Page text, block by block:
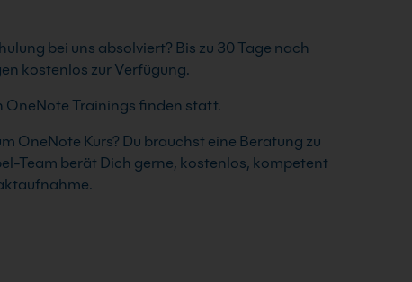
bei uns absolviert? Bis zu 30 Tage nach
kostenlos zur Verfügung.
Trainings finden statt.
OneNote Kurs? Du brauchst eine Beratung zu
Team berät Dich gerne, kostenlos, kompetent